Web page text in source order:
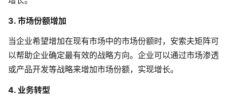
3. 市场份额增加
当企业希望增加在现有市场中的市场份额时，安索夫矩阵可
以帮助企业确定最有效的战略方向。企业可以通过市场渗透
或产品开发等战略来增加市场份额，实现增长。
4. 业务转型